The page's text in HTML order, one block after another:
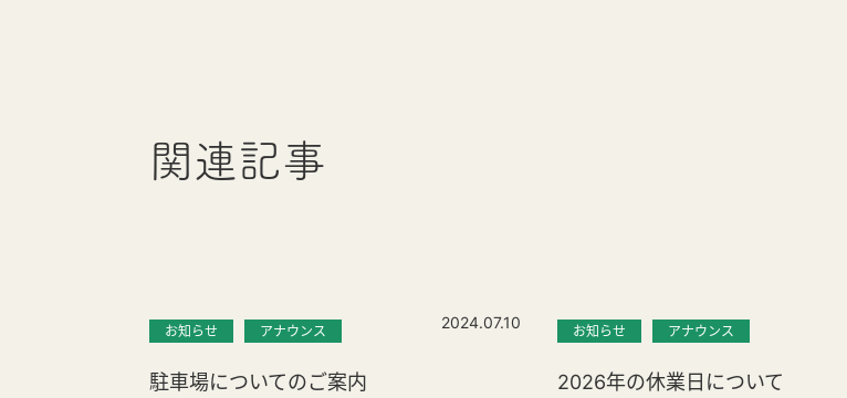
関連記事
お知らせ アナウンス 2024.07.10
駐車場についてのご案内
お知らせ アナウンス
2026年の休業日について